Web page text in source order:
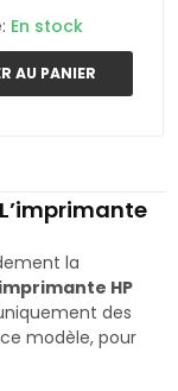
En stock
AU PANIER
la
imprimante HP
des
modèle, pour